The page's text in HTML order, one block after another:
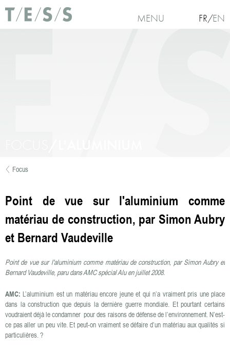
Aller au contenu principal
MENU FR EN
Focus
Point de vue sur l'aluminium comme
matériau de construction, par Simon Aubry
et Bernard Vaudeville
Point de vue sur l'aluminium comme matériau de construction, par Simon Aubry et
Bernard Vaudeville, paru dans AMC spécial Alu en juillet 2008.
AMC: L’aluminium est un matériau encore jeune et qui n’a vraiment pris une place
dans la construction que depuis la dernière guerre mondiale. Et pourtant certains
voudraient déjà le condamner pour des raisons de défense de l’environnement. N’est-
ce pas aller un peu vite. Et peut-on vraiment se défaire d’un matériau aux qualités si
particulières. ?